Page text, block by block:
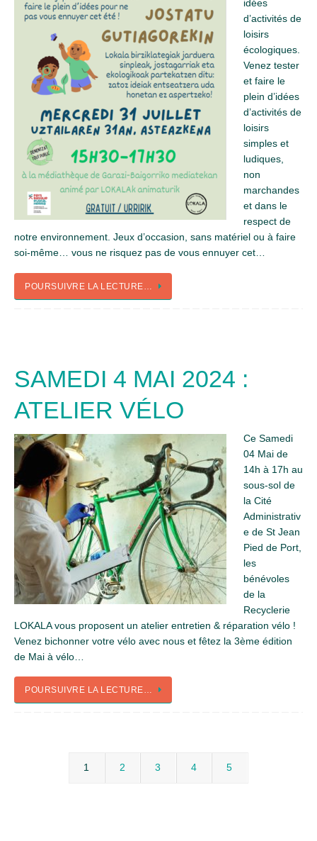
idées
d’activités de
loisirs
écologiques.
Venez tester
et faire le
plein d’idées
d’activités de
loisirs
simples et
ludiques,
non
marchandes
et dans le
respect de
notre environnement. Jeux d’occasion, sans matériel ou à faire
soi-même… vous ne risquez pas de vous ennuyer cet…
POURSUIVRE LA LECTURE…
SAMEDI 4 MAI 2024 :
ATELIER VÉLO
Ce Samedi
04 Mai de
14h à 17h au
sous-sol de
la Cité
Administrativ
e de St Jean
Pied de Port,
les
bénévoles
de la
Recyclerie
LOKALA vous proposent un atelier entretien & réparation vélo !
Venez bichonner votre vélo avec nous et fêtez la 3ème édition
de Mai à vélo…
POURSUIVRE LA LECTURE…
1 2 3 4 5